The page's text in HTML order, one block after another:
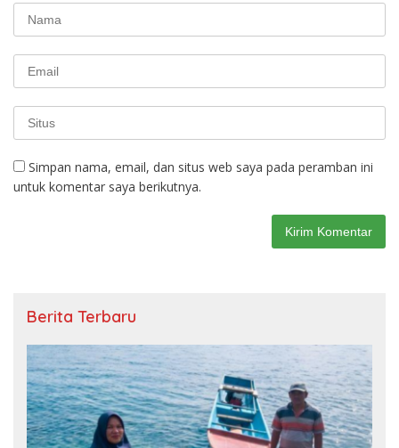
Simpan nama, email, dan situs web saya pada peramban ini
untuk komentar saya berikutnya.
Berita Terbaru